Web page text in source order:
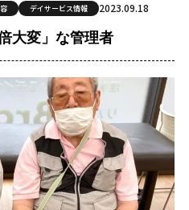
デイサービス情報 2023.09.18
大変」な管理者